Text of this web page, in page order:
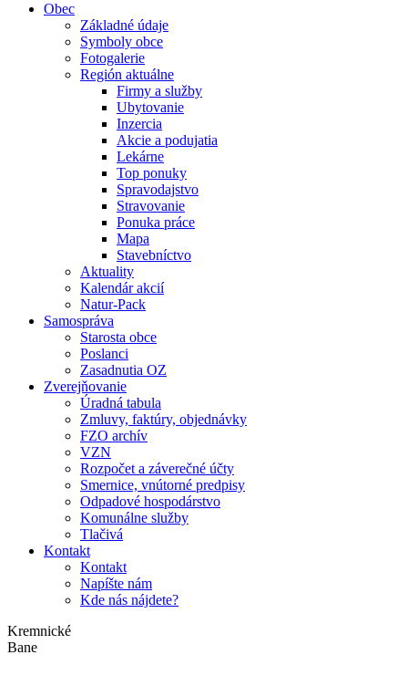
Obec
Základné údaje
Symboly obce
Fotogalerie
Región aktuálne
Firmy a služby
Ubytovanie
Inzercia
Akcie a podujatia
Lekárne
Top ponuky
Spravodajstvo
Stravovanie
Ponuka práce
Mapa
Stavebníctvo
Aktuality
Kalendár akcií
Natur-Pack
Samospráva
Starosta obce
Poslanci
Zasadnutia OZ
Zverejňovanie
Úradná tabula
Zmluvy, faktúry, objednávky
FZO archív
VZN
Rozpočet a záverečné účty
Smernice, vnútorné predpisy
Odpadové hospodárstvo
Komunálne služby
Tlačivá
Kontakt
Kontakt
Napíšte nám
Kde nás nájdete?
Kremnické
Bane